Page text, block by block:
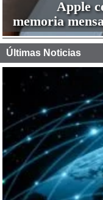
Apple
memoria
Últimas Noticias